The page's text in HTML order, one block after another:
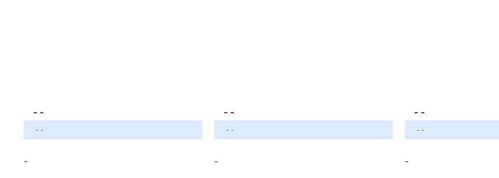
- -
- -
- -
- -
- -
- -
- - -